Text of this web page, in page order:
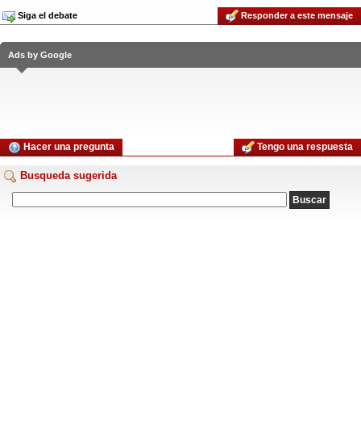
Siga el debate Responder a este mensaje
Ads by Google
Hacer una pregunta Tengo una respuesta
Busqueda sugerida